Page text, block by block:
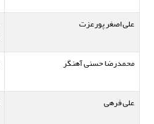
علی اصغر پورعزت
محمدرضا حسنی آهنگر
علی فرهی